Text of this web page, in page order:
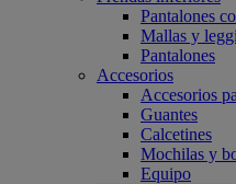
Pantalones
Mallas y
Pantalones
Accesorios
Accesorios
Guantes
Calcetines
Mochilas y
Equipo